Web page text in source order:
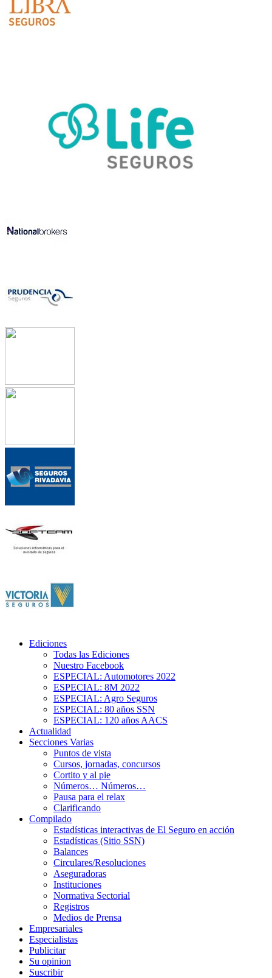
Ediciones
Todas las Ediciones
Nuestro Facebook
ESPECIAL: Automotores 2022
ESPECIAL: 8M 2022
ESPECIAL: Agro Seguros
ESPECIAL: 80 años SSN
ESPECIAL: 120 años AACS
Actualidad
Secciones Varias
Puntos de vista
Cursos, jornadas, concursos
Cortito y al pie
Números… Números…
Pausa para el relax
Clarificando
Compilado
Estadísticas interactivas de El Seguro en acción
Estadísticas (Sitio SSN)
Balances
Circulares/Resoluciones
Aseguradoras
Instituciones
Normativa Sectorial
Registros
Medios de Prensa
Empresariales
Especialistas
Publicitar
Su opinion
Suscribir